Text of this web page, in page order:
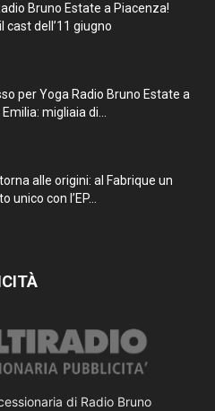
Bruno Estate a Piacenza!
cast dell’11 giugno
per Yoga Radio Bruno Estate a
Emilia: migliaia di...
alle origini: al Fabrique un
unico con l’EP...
di Radio Bruno